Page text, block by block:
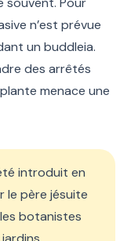
n’est prévue
un buddleia.
des arrêtés
menace une
introduit en
le père jésuite
botanistes